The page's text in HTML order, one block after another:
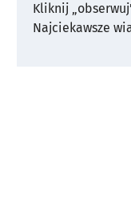
Kliknij
Najciekawsze